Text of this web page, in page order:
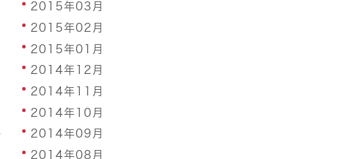
2015年03月
2015年02月
2015年01月
2014年12月
2014年11月
2014年10月
2014年09月
2014年08月